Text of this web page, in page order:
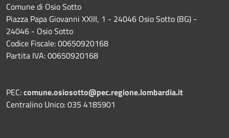
Comune di Osio Sotto
Piazza Papa Giovanni XXIII, 1 - 24046 Osio Sotto (BG) -
24046 - Osio Sotto
Codice Fiscale: 00650920168
Partita IVA: 00650920168
PEC:comune.osiosotto@pec.regione.lombardia.it
Centralino Unico: 035 4185901